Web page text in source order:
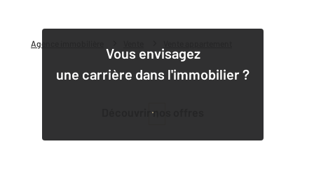
Agence immobilière
Vous envisagez
une carrière dans l'immobilier ?
Découvrir nos offres